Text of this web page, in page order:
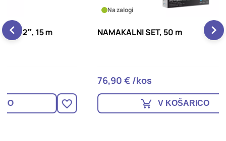
NAMAKALNI SET, 50 m